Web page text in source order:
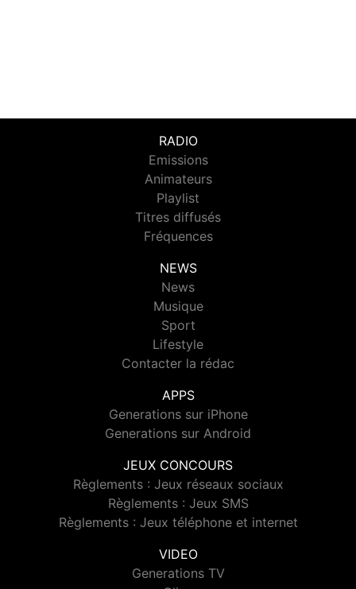
RADIO
Emissions
Animateurs
Playlist
Titres diffusés
Fréquences
NEWS
News
Musique
Sport
Lifestyle
Contacter la rédac
APPS
Generations sur iPhone
Generations sur Android
JEUX CONCOURS
Règlements : Jeux réseaux sociaux
Règlements : Jeux SMS
Règlements : Jeux téléphone et internet
VIDEO
Generations TV